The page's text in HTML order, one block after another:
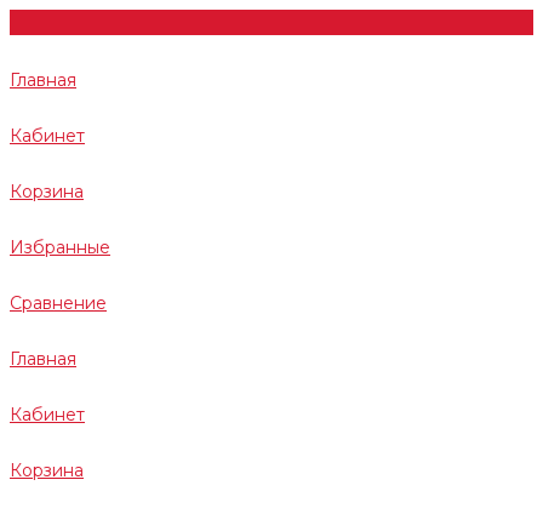
Главная
Кабинет
Корзина
Избранные
Сравнение
Главная
Кабинет
Корзина